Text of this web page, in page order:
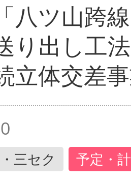
ツ山跨
り出し工
立体交差
三セク 予定・